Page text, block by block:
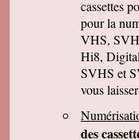
Merci pour
une bonne
parler de
J-Pierre B.
Tout est OK,
doute encore
genre de
Félix F.
J'ai bien reçu
cassettes
pour la
VHS,
Hi8,
SVHS et
vous
des